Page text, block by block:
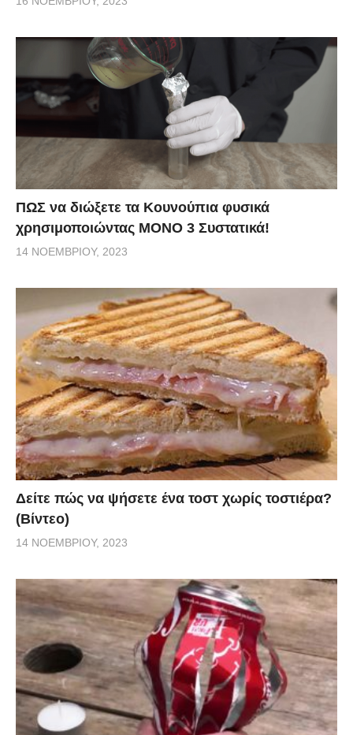
ΠΩΣ να διώξετε τα Κουνούπια φυσικά
χρησιμοποιώντας ΜΟΝΟ 3 Συστατικά!
14 ΝΟΕΜΒΡΊΟΥ, 2023
Δείτε πώς να ψήσετε ένα τοστ χωρίς τοστιέρα?
(Βίντεο)
14 ΝΟΕΜΒΡΊΟΥ, 2023